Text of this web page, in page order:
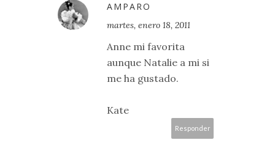
AMPARO
martes, enero 18, 2011
Anne mi favorita
aunque Natalie a mi si
me ha gustado.
Kate
Responder